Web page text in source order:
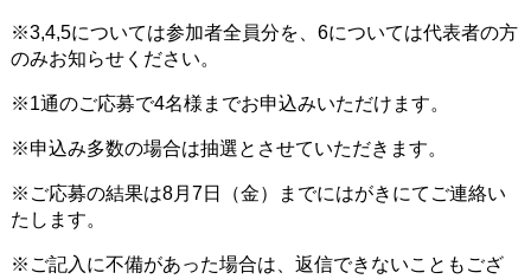
※3,4,5については参加者全員分を、6については代表者の方
のみお知らせください。
※1通のご応募で4名様までお申込みいただけます。
※申込み多数の場合は抽選とさせていただきます。
※ご応募の結果は8月7日（金）までにはがきにてご連絡い
たします。
※ご記入に不備があった場合は、返信できないこともござ